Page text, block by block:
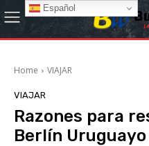
Home VIAJAR
VIAJAR
Razones para
Berlín Uruguayo
Español